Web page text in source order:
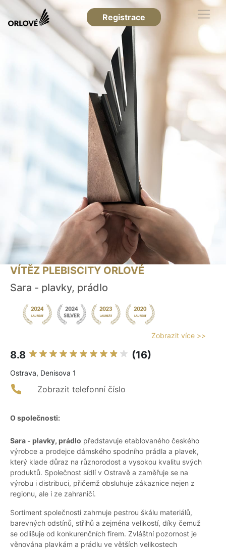
Registrace
VÍTĚZ PLEBISCITY ORLOVÉ
Sara - plavky, prádlo
Zobrazit více >>
8.8 (16)
Ostrava, Denisova 1
Zobrazit telefonní číslo
O společnosti:
Sara - plavky, prádlo představuje etablovaného českého
výrobce a prodejce dámského spodního prádla a plavek,
který klade důraz na různorodost a vysokou kvalitu svých
produktů. Společnost sídlí v Ostravě a zaměřuje se na
výrobu i distribuci, přičemž obsluhuje zákaznice nejen z
regionu, ale i ze zahraničí.
Sortiment společnosti zahrnuje pestrou škálu materiálů,
barevných odstínů, střihů a zejména velikostí, díky čemuž
se odlišuje od konkurenčních firem. Zvláštní pozornost je
věnována plavkám a prádlu ve větších velikostech